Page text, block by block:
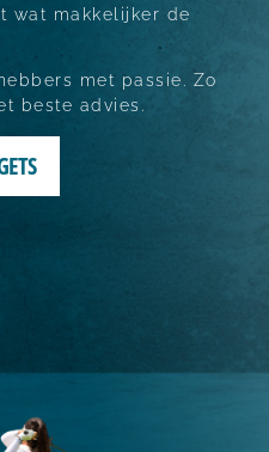
wat makkelijker de
met passie. Zo
beste advies.